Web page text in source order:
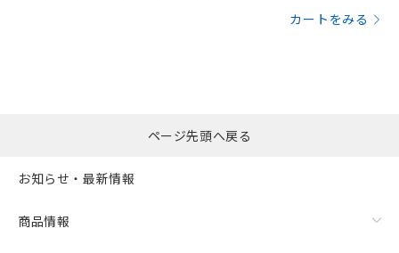
カートをみる
ページ先頭へ戻る
お知らせ・最新情報
商品情報